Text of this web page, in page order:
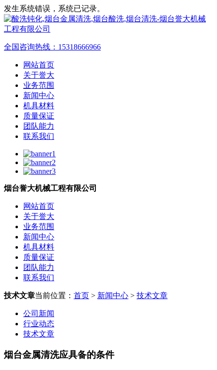
发生系统错误，系统已记录。
全国咨询热线： 15318666966
网站首页
关于誉大
业务范围
新闻中心
机具材料
质量保证
团队能力
联系我们
烟台誉大机械工程有限公司
网站首页
关于誉大
业务范围
新闻中心
机具材料
质量保证
团队能力
联系我们
技术文章当前位置： 首页 > 新闻中心 > 技术文章
公司新闻
行业动态
技术文章
烟台金属清洗应具备的条件